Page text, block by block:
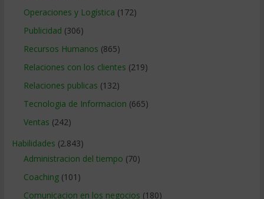
Operaciones y Logística (172)
Publicidad (306)
Recursos Humanos (865)
Relaciones con los clientes (219)
Relaciones publicas (132)
Tecnologia de Informacion (665)
Ventas (242)
Habilidades (2.843)
Administracion del tiempo (70)
Coaching(101)
Comunicacion en los negocios (180)